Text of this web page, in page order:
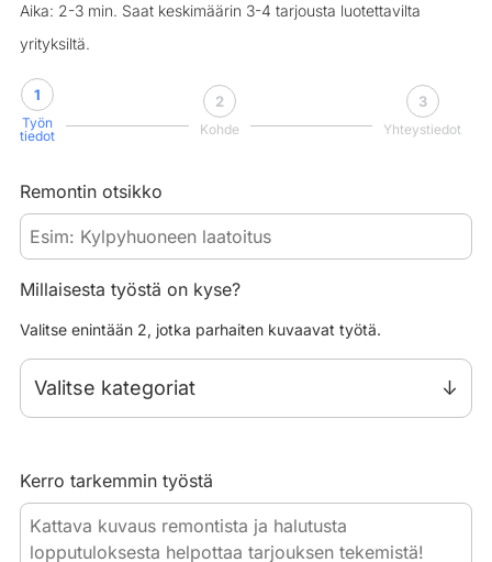
Aika: 2-3 min. Saat keskimäärin 3-4 tarjousta luotettavilta
yrityksiltä.
1
Työn
tiedot
2
Kohde
3
Yhteystiedot
Remontin otsikko
Millaisesta työstä on kyse?
Valitse enintään 2, jotka parhaiten kuvaavat työtä.
Valitse kategoriat
Kerro tarkemmin työstä